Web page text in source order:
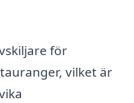
för
vilket är